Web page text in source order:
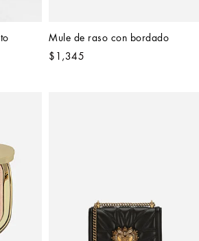
Mule de raso con bordado
$1,345